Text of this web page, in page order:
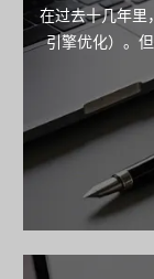
在过去十几年里
引擎优化）。
——用户不再只
Google Gemini
在从"点击链接"